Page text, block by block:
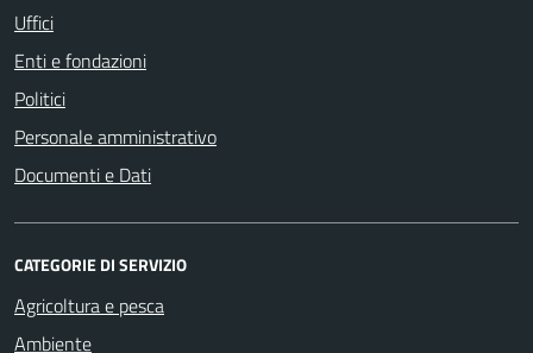
Uffici
Enti e fondazioni
Politici
Personale amministrativo
Documenti e Dati
CATEGORIE DI SERVIZIO
Agricoltura e pesca
Ambiente